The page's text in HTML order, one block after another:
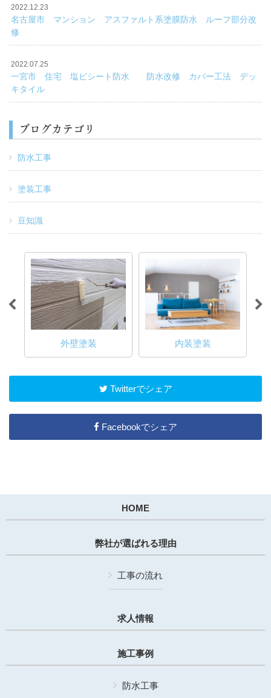
2022.12.23
名古屋市 マンション アスファルト系塗膜防水 ルーフ部分改
修
2022.07.25
一宮市 住宅 塩ビシート防水 防水改修 カバー工法 デッ
キタイル
ブログカテゴリ
防水工事
塗装工事
豆知識
無料雨漏り診断
Twitterでシェア
Facebookでシェア
HOME
弊社が選ばれる理由
工事の流れ
求人情報
施工事例
防水工事